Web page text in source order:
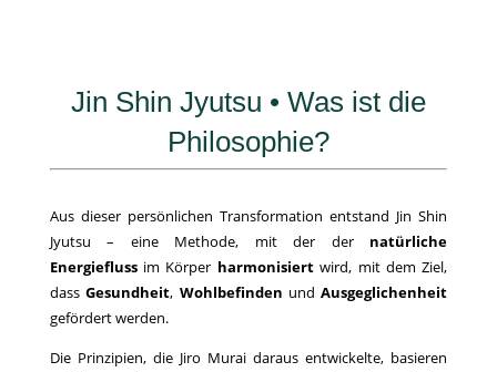
Jin Shin Jyutsu • Was ist die
Philosophie?
Aus dieser persönlichen Transformation entstand Jin Shin
Jyutsu – eine Methode, mit der der natürliche
Energieflussim Körper harmonisiertwird, mit dem Ziel,
dassGesundheit, Wohlbefinden undAusgeglichenheit
gefördert werden.
Die Prinzipien, die Jiro Murai daraus entwickelte, basieren